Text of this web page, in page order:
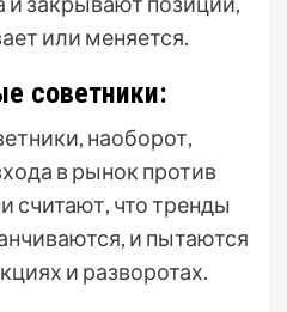
или меняется.
советники:
наоборот,
в рынок против
считают, что тренды
и пытаются
и разворотах.